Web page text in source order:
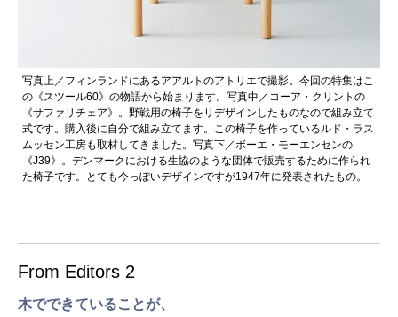
写真上／フィンランドにあるアアルトのアトリエで撮影。今回の特集はこ
の《スツール60》の物語から始まります。写真中／コーア・クリントの
《サファリチェア》。野戦用の椅子をリデザインしたものなので組み立て
式です。購入後に自分で組み立てます。この椅子を作っているルド・ラス
ムッセン工房も取材してきました。写真下／ボーエ・モーエンセンの
《J39》。デンマークにおける生協のような団体で販売するために作られ
た椅子です。とても今っぽいデザインですが1947年に発表されたもの。
From Editors 2
木でできていることが、